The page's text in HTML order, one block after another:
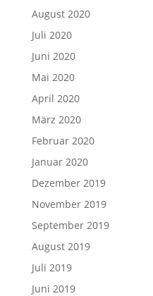
August 2020
Juli 2020
Juni 2020
Mai 2020
April 2020
März 2020
Februar 2020
Januar 2020
Dezember 2019
November 2019
September 2019
August 2019
Juli 2019
Juni 2019